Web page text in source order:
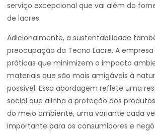
serviço excepcional que vai além do
de lacres.
Adicionalmente, a sustentabilidade
preocupação da Tecno Lacre. A
práticas que minimizem o impacto
materiais que são mais amigáveis à
possível. Essa abordagem reflete uma
social que alinha a proteção dos
do meio ambiente, uma variante cada
importante para os consumidores e